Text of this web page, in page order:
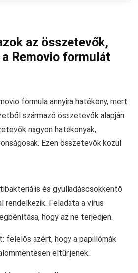
az összetevők,
Removio formulát
formula annyira hatékony, mert
származó összetevők alapján
nagyon hatékonyak,
Ezen összetevők közül
és gyulladáscsökkentő
rendelkezik. Feladata a vírus
hogy az ne terjedjen.
felelős azért, hogy a papillómák
eltűnjenek.